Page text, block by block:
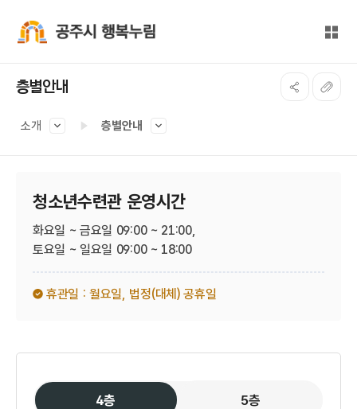
전체
층별안내
소개 층별안내
청소년수련관 운영시간
화요일 ~ 금요일 09:00 ~ 21:00,
토요일 ~ 일요일 09:00 ~ 18:00
휴관일 : 월요일, 법정(대체) 공휴일
4층 5층